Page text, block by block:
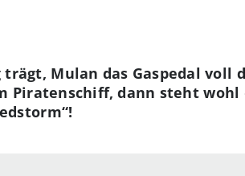
Mulan das Gaspedal voll
dann steht wohl
“!